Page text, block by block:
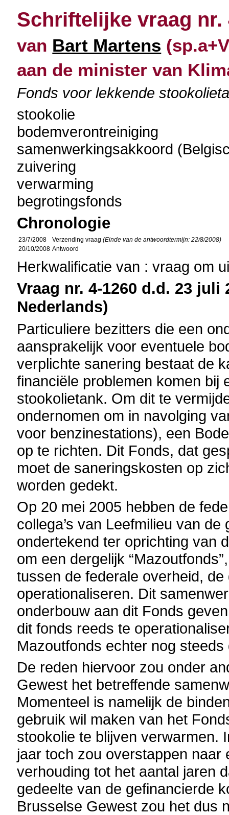
Schriftelijke vraag nr.
van Bart Martens
aan de minister van
Fonds voor lekkende
stookolie
bodemverontreiniging
samenwerkingsakkoord
zuivering
verwarming
begrotingsfonds
Chronologie
23/7/2008 Verzending vraag(Einde van de antwoordtermijn: 22/8/2008)
20/10/2008 Antwoord
Herkwalificatie van : vraag om
Vraag nr. 4-1260 d.d. 23
Nederlands)
Particuliere bezitters die een
aansprakelijk voor eventuele
verplichte sanering bestaat de
financiële problemen komen bij
stookolietank. Om dit te
ondernomen om in navolging
voor benzinestations), een
op te richten. Dit Fonds, dat
moet de saneringskosten op
worden gedekt.
Op 20 mei 2005 hebben de
collega’s van Leefmilieu van
ondertekend ter oprichting van
om een dergelijk
tussen de federale overheid,
operationaliseren. Dit
onderbouw aan dit Fonds
dit fonds reeds te
Mazoutfonds echter nog steeds
De reden hiervoor zou onder
Gewest het betreffende
Momenteel is namelijk de
gebruik wil maken van het
stookolie te blijven verwarmen.
jaar toch zou overstappen
verhouding tot het aantal jaren
gedeelte van de gefinancierde
Brusselse Gewest zou het dus